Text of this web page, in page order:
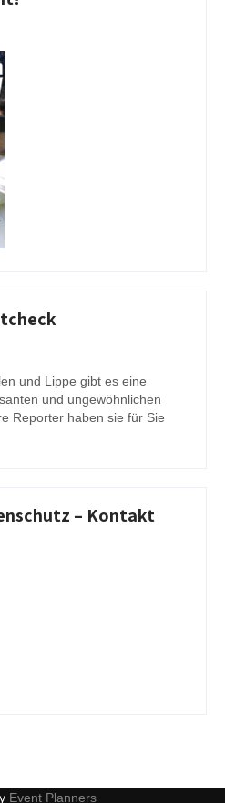
und Lippe gibt es eine
und ungewöhnlichen
Reporter haben sie für Sie
– Kontakt
Event Planners